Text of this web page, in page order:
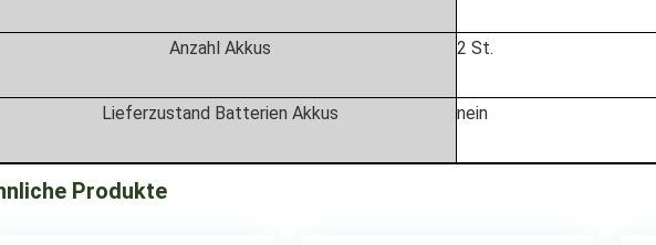
Anzahl Akkus 2 St.
Lieferzustand Batterien Akkus nein
Produkte